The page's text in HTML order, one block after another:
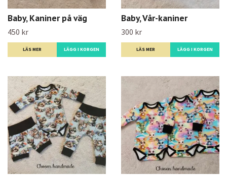
Baby, Kaniner på väg
450 kr
LÄS MER LÄGG I KORGEN
Baby, Vår-kaniner
300 kr
LÄS MER LÄGG I KORGEN